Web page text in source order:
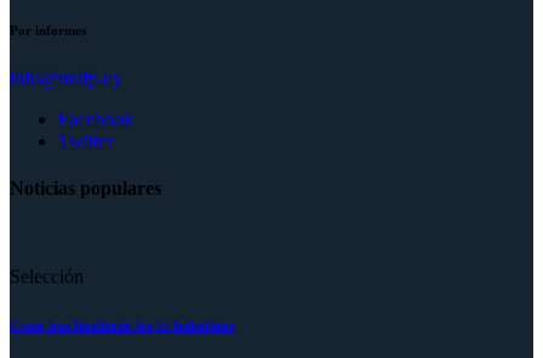
Por informes
info@mufp.uy
Facebook
Twitter
Noticias populares
Selección
Como han finalizado los 55 futbolistas